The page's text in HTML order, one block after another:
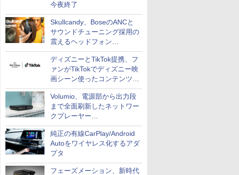
今夜終了
Skullcandy、BoseのANCと
サウンドチューニング採用の
震えるヘッドフォン
「Crusher 1080 ANC」
ディズニーとTikTok提携、フ
ァンがTikTokでディズニー映
画シーン使ったコンテンツ制
作、Disney+にも配信
Volumio、電源部から出力段
まで全面刷新したネットワー
クプレーヤー
「Primo（2026）」
純正の有線CarPlay/Android
Autoをワイヤレス化するアダ
プタ
フェーズメーション、新時代